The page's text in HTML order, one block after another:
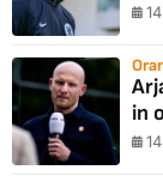
in